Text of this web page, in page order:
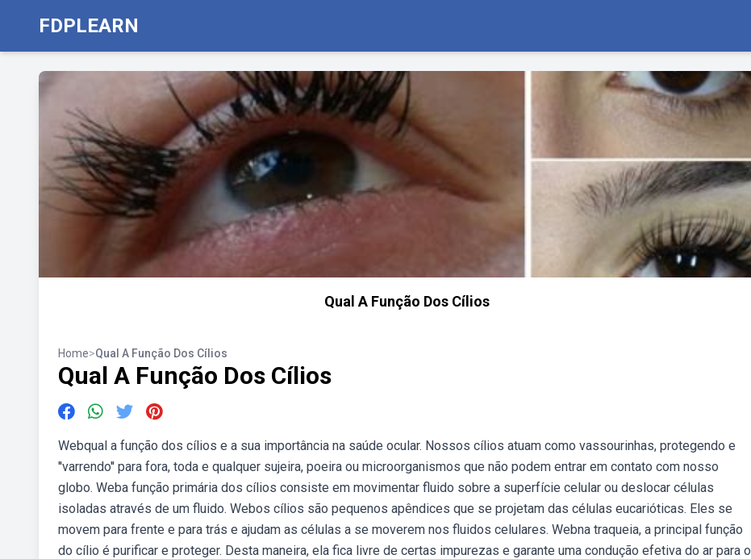
FDPLEARN
Qual A Função Dos Cílios
Home>Qual A Função Dos Cílios
Qual A Função Dos Cílios
Webqual a função dos cílios e a sua importância na saúde ocular. Nossos cílios atuam como vassourinhas, protegendo e
''varrendo'' para fora, toda e qualquer sujeira, poeira ou microorganismos que não podem entrar em contato com nosso
globo. Weba função primária dos cílios consiste em movimentar fluido sobre a superfície celular ou deslocar células
isoladas através de um fluido. Webos cílios são pequenos apêndices que se projetam das células eucarióticas. Eles se
movem para frente e para trás e ajudam as células a se moverem nos fluidos celulares. Webna traqueia, a principal função
do cílio é purificar e proteger. Desta maneira, ela fica livre de certas impurezas e garante uma condução efetiva do ar para o